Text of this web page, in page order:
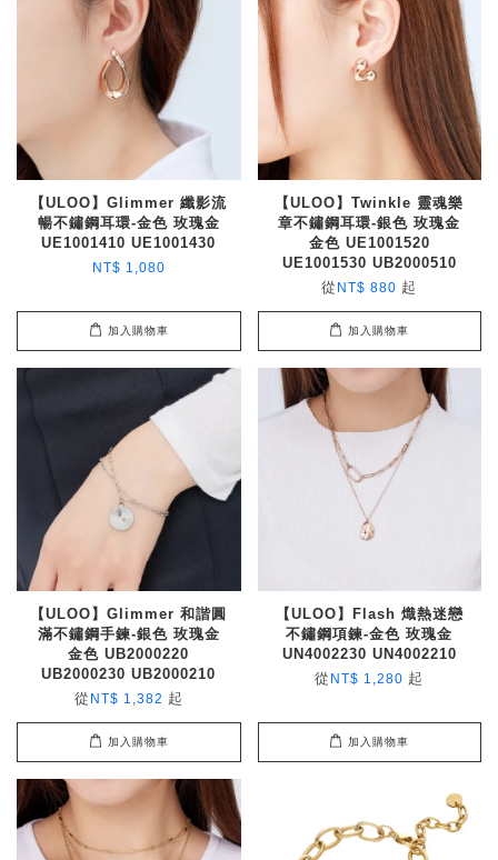
【ULOO】Glimmer 纖影流
暢不鏽鋼耳環-金色 玫瑰金
UE1001410 UE1001430
NT$ 1,080
加入購物車
【ULOO】Twinkle 靈魂樂
章不鏽鋼耳環-銀色 玫瑰金
金色 UE1001520
UE1001530 UB2000510
從 NT$ 880 起
加入購物車
【ULOO】Glimmer 和諧圓
滿不鏽鋼手鍊-銀色 玫瑰金
金色 UB2000220
UB2000230 UB2000210
從 NT$ 1,382 起
加入購物車
【ULOO】Flash 熾熱迷戀
不鏽鋼項鍊-金色 玫瑰金
UN4002230 UN4002210
從 NT$ 1,280 起
加入購物車